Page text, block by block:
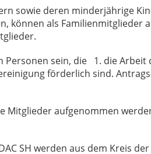
sowie deren minderjährige
können als
Personen sein, die 1. die
förderlich sind.
Mitglieder aufgenommen
SH werden aus dem Kreis